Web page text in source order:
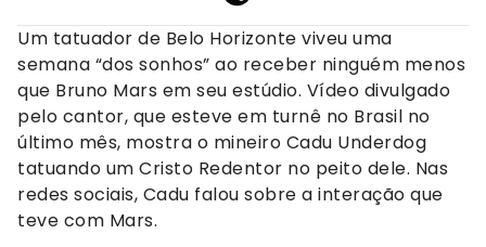
Um tatuador de Belo Horizonte viveu uma
semana “dos sonhos” ao receber ninguém menos
que Bruno Mars em seu estúdio. Vídeo divulgado
pelo cantor, que esteve em turnê no Brasil no
último mês, mostra o mineiro Cadu Underdog
tatuando um Cristo Redentor no peito dele. Nas
redes sociais, Cadu falou sobre a interação que
teve com Mars.